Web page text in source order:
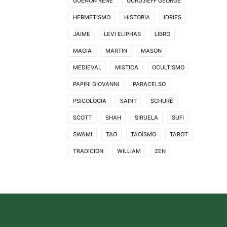
HERMETISMO HISTORIA IDRIES
JAIME LEVI ELIPHAS LIBRO
MAGIA MARTIN MASON
MEDIEVAL MISTICA OCULTISMO
PAPINI GIOVANNI PARACELSO
PSICOLOGIA SAINT SCHURÉ
SCOTT SHAH SIRUELA SUFI
SWAMI TAO TAOÍSMO TAROT
TRADICION WILLIAM ZEN